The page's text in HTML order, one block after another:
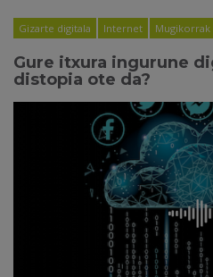
Gizarte digitala Internet Mugikorrak
Gure itxura ingurune
distopia ote da?